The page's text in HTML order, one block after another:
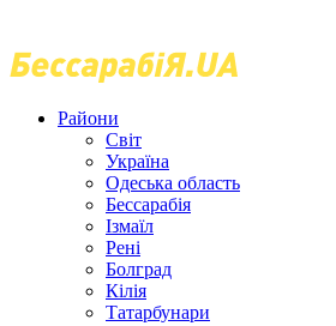
Райони
Світ
Україна
Одеська область
Бессарабія
Ізмаїл
Рені
Болград
Кілія
Татарбунари